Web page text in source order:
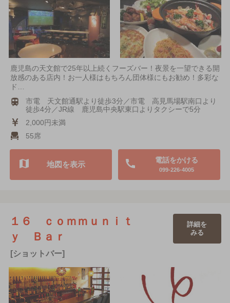
鹿児島の天文館で25年以上続くフーズバー！夜景を一望できる開
放感のある店内！お一人様はもちろん団体様にもお勧め！多彩な
ド…
市電 天文館通駅より徒歩3分／市電 高見馬場駅南口より
徒歩4分／JR線 鹿児島中央駅東口よりタクシーで5分
2,000円未満
55席
電話をかける
099-226-4005
地図を表示
１６ ｃｏｍｍｕｎｉｔ
ｙ Ｂａｒ
[ショットバー]
詳細を
みる